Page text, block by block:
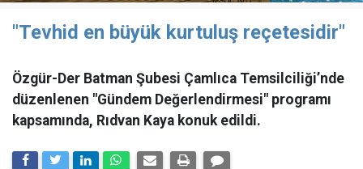
"Tevhid en büyük kurtuluş reçetesidir"
Özgür-Der Batman Şubesi Çamlıca Temsilciliği’nde
düzenlenen "Gündem Değerlendirmesi" programı
kapsamında, Rıdvan Kaya konuk edildi.